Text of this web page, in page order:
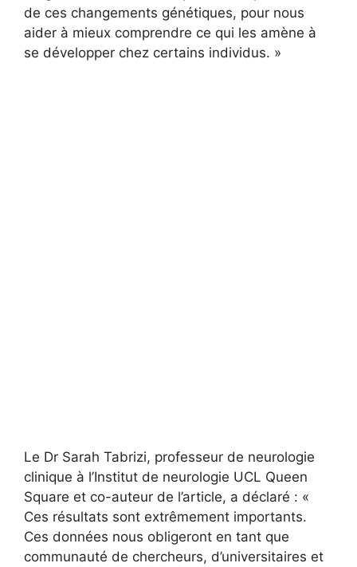
de ces changements génétiques, pour nous
aider à mieux comprendre ce qui les amène à
se développer chez certains individus. »
Le Dr Sarah Tabrizi, professeur de neurologie
clinique à l’Institut de neurologie UCL Queen
Square et co-auteur de l’article, a déclaré : «
Ces résultats sont extrêmement importants.
Ces données nous obligeront en tant que
communauté de chercheurs, d’universitaires et